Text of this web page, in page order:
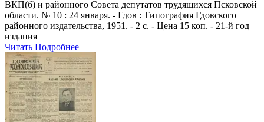
ВКП(б) и районного Совета депутатов трудящихся Псковской
области. № 10 : 24 января. - Гдов : Типография Гдовского
районного издательства, 1951. - 2 с. - Цена 15 коп. - 21-й год
издания
Читать Подробнее